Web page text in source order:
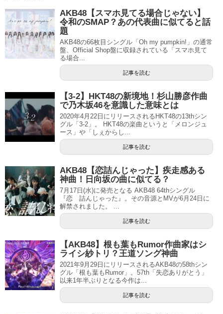
AKB48【スマホ見てる場合じゃない】
令和のSMAP？あの代表曲に似てると話
題
AKB48の66枚目シングル「Oh my pumpkin!」の通常
盤、Official Shop盤に収録されている「スマホ見て
る場合...
記事を読む
【3-2】HKT48の新境地！杉山勝彦作曲
で乃木坂46を意識した意味とは
2020年4月22日にリリースされるHKT48の13thシン
グル「3-2」。 HKT48の楽曲というと「メロンジュ
ース」や「しぇからし...
記事を読む
AKB48【恋詰んじゃった】疾走感ある
神曲！日向坂の曲に似てる？
7月17日(水)に発売となる AKB48 64thシングル
『恋 詰んじゃった』。その音源とMVが6月24日に
解禁されました。 ...
記事を読む
【AKB48】根も葉もRumor作曲家はシ
ライシ紗トリ？王道ソング神曲
2021年9月29日にリリースされるAKB48の58thシン
グル「根も葉もRumor」。57th「失恋ありがとう」
以来1年半ぶりとなる今作は...
記事を読む